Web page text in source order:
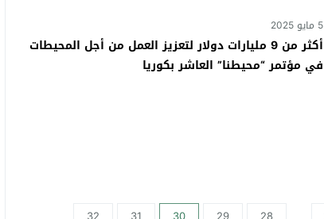
5 مايو 2025
أكثر من 9 مليارات دولار لتعزيز العمل من أجل المحيطات
في مؤتمر “محيطنا” العاشر بكوريا